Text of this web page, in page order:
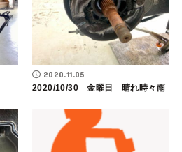
2020.11.05
2020/10/30 金曜日 晴れ時々雨